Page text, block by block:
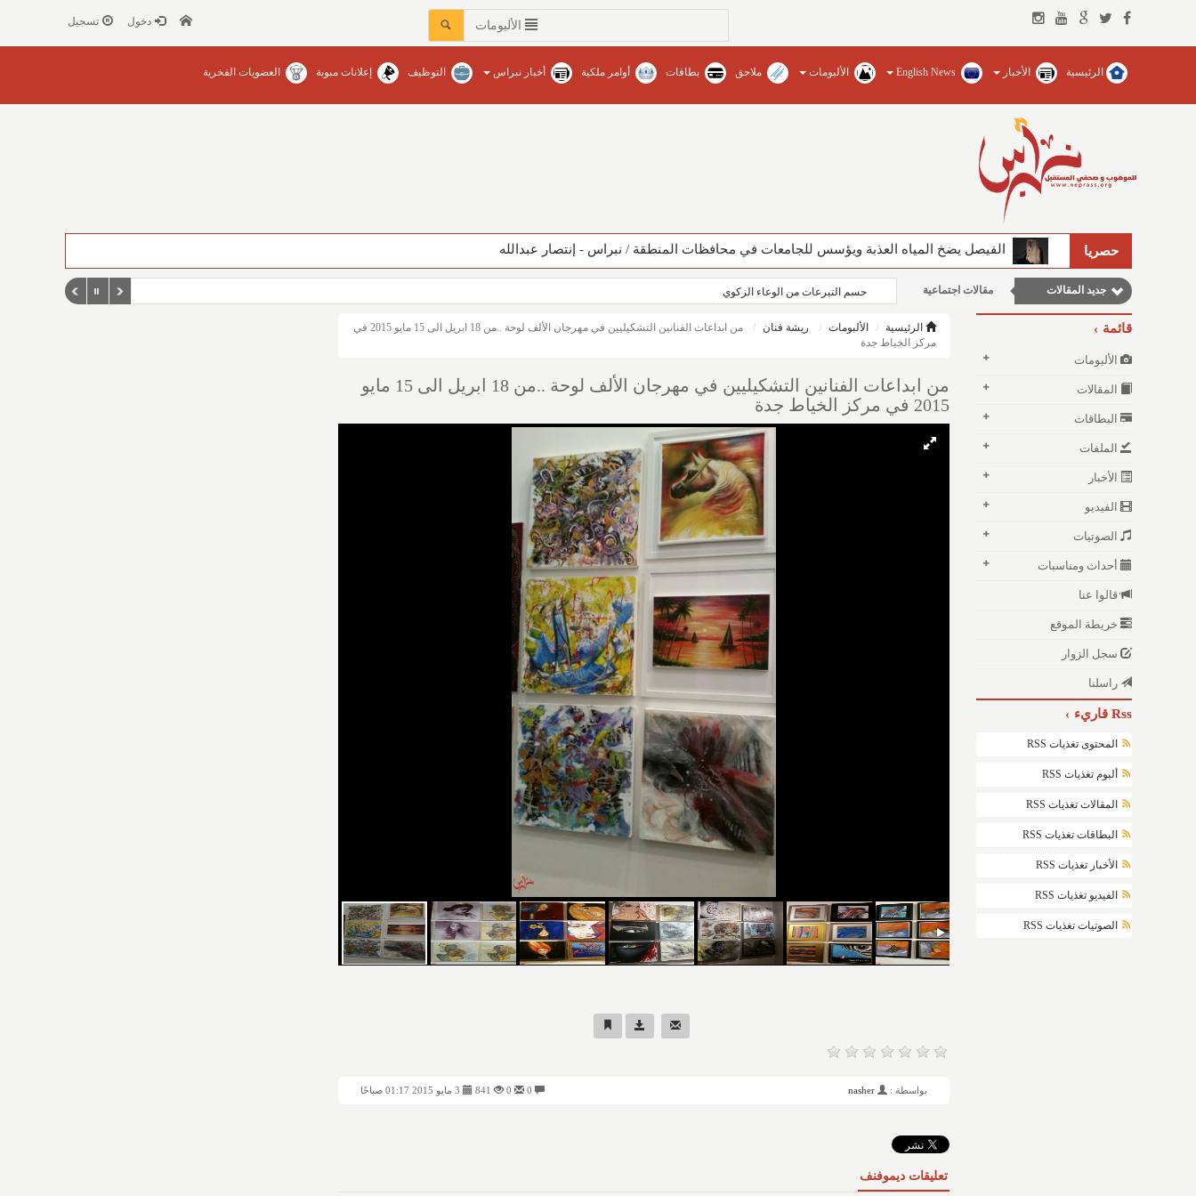
الألبومات دخول تسجيل
الرئيسية الأخبار English News الألبومات ملاحق بطاقات أوامر ملكية أخبار نبراس التوظيف إعلانات مبوبة العضويات الفخرية
حصريا الفيصل يضخ المياه العذبة ويؤسس للجامعات في محافظات المنطقة‏ / نبراس - إنتصار عبدالله
جديد المقالات
مقالات إقتصادية
مقالات اجتماعية
نوافذ الثقافة و الأدب
حسم التبرعات من الوعاء الزكوي
قائمة
الألبومات
المقالات
البطاقات
الملفات
الأخبار
الفيديو
الصوتيات
أحداث ومناسبات
قالوا عنا
خريطة الموقع
سجل الزوار
راسلنا
Rss قاريء
المحتوى تغذيات RSS
ألبوم تغذيات RSS
المقالات تغذيات RSS
البطاقات تغذيات RSS
الأخبار تغذيات RSS
الفيديو تغذيات RSS
الصوتيات تغذيات RSS
الرئيسية الألبومات ريشة فنان
من ابداعات الفنانين التشكيليين في مهرجان الألف لوحة ..من 18 ابريل الى 15 مايو 2015 في
مركز الخياط جدة
من ابداعات الفنانين التشكيليين في مهرجان الألف لوحة ..من 18 ابريل الى 15 مايو
2015 في مركز الخياط جدة
بواسطة : nasher
841
تعليقات ديموفنف